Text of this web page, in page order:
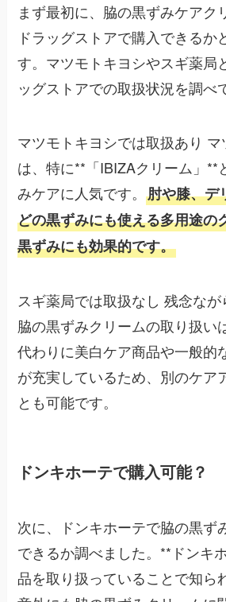
まず最初に、脇の黒ずみケアク
ドラッグストアで購入できるか
す。マツモトキヨシやスギ薬局
ッグストアでの取扱状況を調べ
マツモトキヨシでは取扱あり
は、特に**「IBIZAクリーム」**
みケアに人気です。肘や膝、デ
どの黒ずみにも使える多用途の
黒ずみにも効果的です。
スギ薬局では取扱なし 残念な
脇の黒ずみクリームの取り扱い
代わりに美白ケア商品や一般的
が充実しているため、別のケア
とも可能です。
ドンキホーテで購入可能？
次に、ドンキホーテで脇の黒ず
できるか調べました。**ドンキ
品を取り扱っていることで知ら